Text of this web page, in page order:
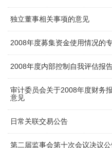
独立董事相关事项的意见
2008年度募集资金使用情况的
2008年度内部控制自我评估报
审计委员会关于2008年度财务
意见
日常关联交易公告
第二届监事会第十次会议决议